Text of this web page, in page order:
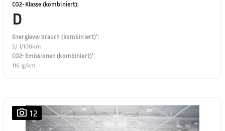
CO2-Klasse (kombiniert):
D
Energieverbrauch (kombiniert)¹:
5,1 l/100km
CO2-Emissionen (kombiniert)¹:
116 g/km
12